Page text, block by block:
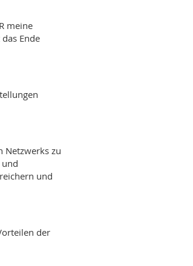
meine
Ende
Netzwerks zu
und
der